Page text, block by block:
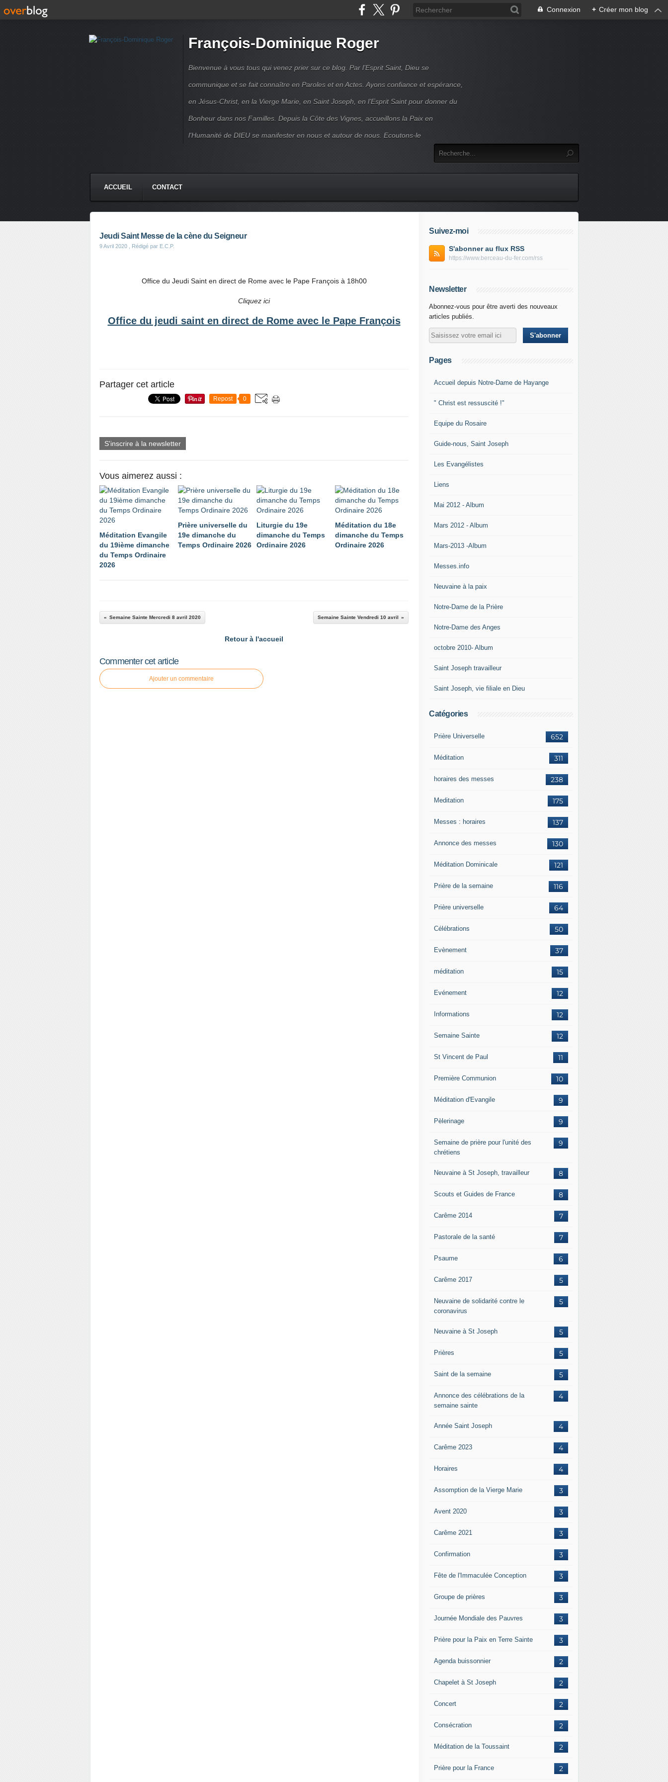
Connexion + Créer mon blog
François-Dominique Roger
Bienvenue à vous tous qui venez prier sur ce blog. Par l’Esprit Saint, Dieu se
communique et se fait connaître en Paroles et en Actes. Ayons confiance et espérance,
en Jésus-Christ, en la Vierge Marie, en Saint Joseph, en l’Esprit Saint pour donner du
Bonheur dans nos Familles. Depuis la Côte des Vignes, accueillons la Paix en
l'Humanité de DIEU se manifester en nous et autour de nous. Ecoutons-le
ACCUEIL CONTACT
Jeudi Saint Messe de la cène du Seigneur
9 Avril 2020 , Rédigé par E.C.P.
Office du Jeudi Saint en direct de Rome avec le Pape François à 18h00
Cliquez ici
Office du jeudi saint en direct de Rome avec le Pape François
Partager cet article
Repost 0
S'inscrire à la newsletter
Vous aimerez aussi :
Méditation Evangile
du 19ième dimanche
du Temps Ordinaire
2026
Prière universelle du
19e dimanche du
Temps Ordinaire 2026
Liturgie du 19e
dimanche du Temps
Ordinaire 2026
Méditation du 18e
dimanche du Temps
Ordinaire 2026
Semaine Sainte Mercredi 8 avril 2020 Semaine Sainte Vendredi 10 avril
Retour à l'accueil
Commenter cet article
Ajouter un commentaire
Suivez-moi
S'abonner au flux RSS
https://www.berceau-du-fer.com/rss
Newsletter
Abonnez-vous pour être averti des nouveaux
articles publiés.
Pages
Accueil depuis Notre-Dame de Hayange
" Christ est ressuscité !"
Equipe du Rosaire
Guide-nous, Saint Joseph
Les Evangélistes
Liens
Mai 2012 - Album
Mars 2012 - Album
Mars-2013 -Album
Messes.info
Neuvaine à la paix
Notre-Dame de la Prière
Notre-Dame des Anges
octobre 2010- Album
Saint Joseph travailleur
Saint Joseph, vie filiale en Dieu
Catégories
652
Prière Universelle
311
Méditation
238
horaires des messes
175
Meditation
137
Messes : horaires
130
Annonce des messes
121
Méditation Dominicale
116
Prière de la semaine
64
Prière universelle
50
Célébrations
37
Evènement
15
méditation
12
Evénement
12
Informations
12
Semaine Sainte
11
St Vincent de Paul
10
Première Communion
9
Méditation d'Evangile
9
Pèlerinage
9
Semaine de prière pour l'unité des
chrétiens
8
Neuvaine à St Joseph, travailleur
8
Scouts et Guides de France
7
Carême 2014
7
Pastorale de la santé
6
Psaume
5
Carême 2017
5
Neuvaine de solidarité contre le
coronavirus
5
Neuvaine à St Joseph
5
Prières
5
Saint de la semaine
4
Annonce des célébrations de la
semaine sainte
4
Année Saint Joseph
4
Carême 2023
4
Horaires
3
Assomption de la Vierge Marie
3
Avent 2020
3
Carême 2021
3
Confirmation
3
Fête de l'Immaculée Conception
3
Groupe de prières
3
Journée Mondiale des Pauvres
3
Prière pour la Paix en Terre Sainte
2
Agenda buissonnier
2
Chapelet à St Joseph
2
Concert
2
Consécration
2
Méditation de la Toussaint
2
Prière pour la France